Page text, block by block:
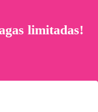
limitadas!